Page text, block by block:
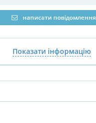
написати повідомлення
Показати інформацію